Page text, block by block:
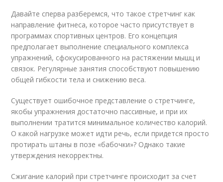
Давайте сперва разберемся, что такое стретчинг как
направление фитнеса, которое часто присутствует в
программах спортивных центров. Его концепция
предполагает выполнение специального комплекса
упражнений, сфокусированного на растяжении мышц и
связок. Регулярные занятия способствуют повышению
общей гибкости тела и снижению веса.
Существует ошибочное представление о стретчинге,
якобы упражнения достаточно пассивные, и при их
выполнении тратится минимальное количество калорий.
О какой нагрузке может идти речь, если придется просто
протирать штаны в позе «бабочки»? Однако такие
утверждения некорректны.
Сжигание калорий при стретчинге происходит за счет